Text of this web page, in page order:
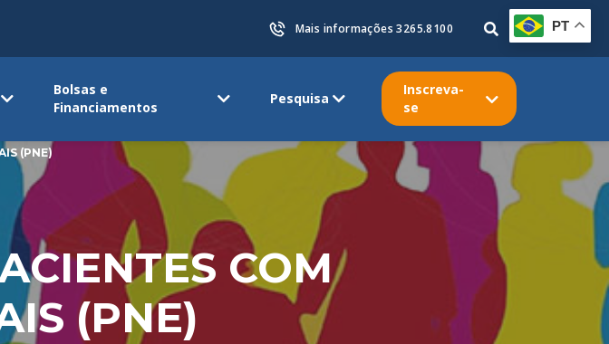
Mais informações 3265.8100
Bolsas e
Financiamentos
Pesquisa
Inscreva-
se
(PNE)
COM
(PNE)
PT